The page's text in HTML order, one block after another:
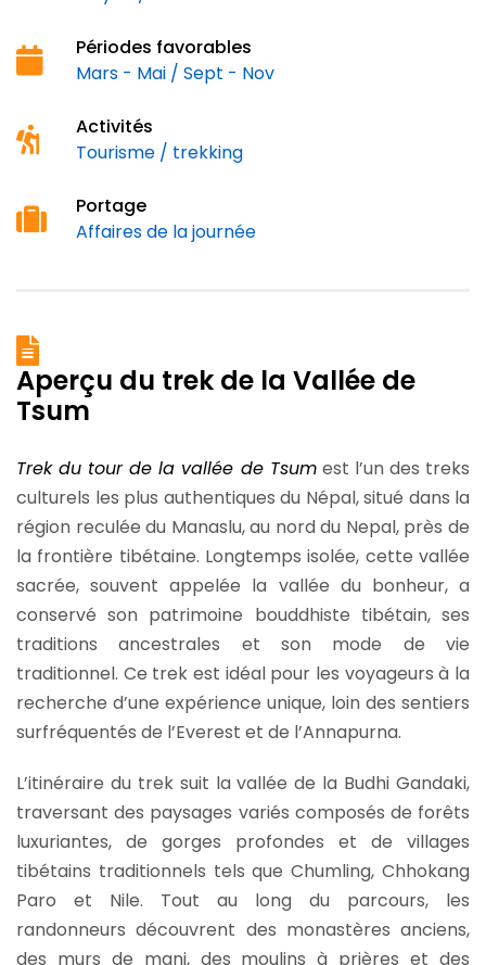
Périodes favorables
Mars - Mai / Sept - Nov
Activités
Tourisme / trekking
Portage
Affaires de la journée
Aperçu du trek de la Vallée de
Tsum
Trek du tour de la vallée de Tsumest l’un des treks
culturels les plus authentiques du Népal, situé dans la
région reculée du Manaslu, au nord du Nepal, près de
la frontière tibétaine. Longtemps isolée, cette vallée
sacrée, souvent appelée la vallée du bonheur, a
conservé son patrimoine bouddhiste tibétain, ses
traditions ancestrales et son mode de vie
traditionnel. Ce trek est idéal pour les voyageurs à la
recherche d’une expérience unique, loin des sentiers
surfréquentés de l’Everest et de l’Annapurna.
L’itinéraire du trek suit la vallée de la Budhi Gandaki,
traversant des paysages variés composés de forêts
luxuriantes, de gorges profondes et de villages
tibétains traditionnels tels que Chumling, Chhokang
Paro et Nile. Tout au long du parcours, les
randonneurs découvrent des monastères anciens,
des murs de mani, des moulins à prières et des